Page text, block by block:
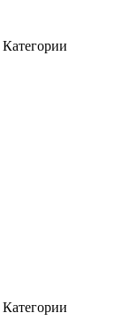
Категории
Категории